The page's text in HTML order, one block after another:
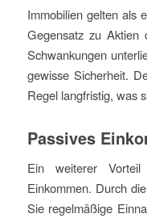
Immobilien gelten als
Gegensatz zu Aktien
Schwankungen
gewisse Sicherheit.
Regel langfristig, was
Passives
Ein weiterer
Einkommen. Durch
Sie regelmäßige